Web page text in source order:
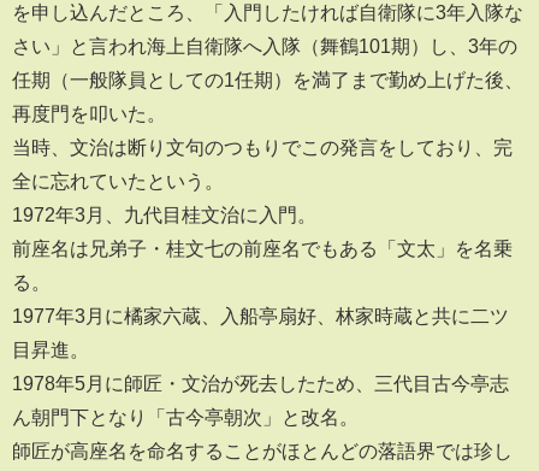
を申し込んだところ、「入門したければ自衛隊に3年入隊な
さい」と言われ海上自衛隊へ入隊（舞鶴101期）し、3年の
任期（一般隊員としての1任期）を満了まで勤め上げた後、
再度門を叩いた。
当時、文治は断り文句のつもりでこの発言をしており、完
全に忘れていたという。
1972年3月、九代目桂文治に入門。
前座名は兄弟子・桂文七の前座名でもある「文太」を名乗
る。
1977年3月に橘家六蔵、入船亭扇好、林家時蔵と共に二ツ
目昇進。
1978年5月に師匠・文治が死去したため、三代目古今亭志
ん朝門下となり「古今亭朝次」と改名。
師匠が高座名を命名することがほとんどの落語界では珍し